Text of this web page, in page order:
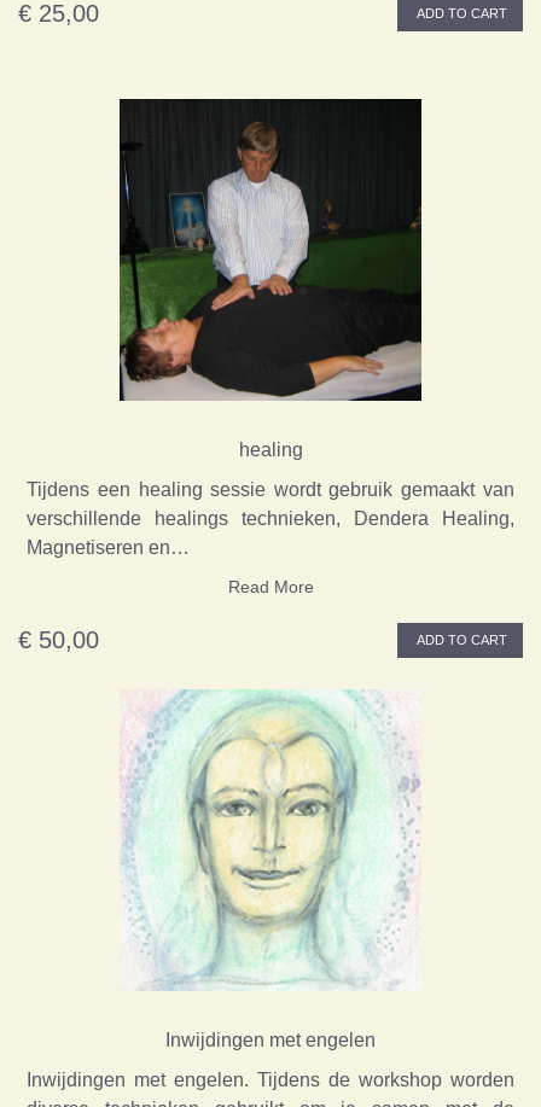
€ 25,00 ADD TO CART
healing
Tijdens een healing sessie wordt gebruik gemaakt van
verschillende healings technieken, Dendera Healing,
Magnetiseren en…
Read More
€ 50,00 ADD TO CART
Inwijdingen met engelen
Inwijdingen met engelen. Tijdens de workshop worden